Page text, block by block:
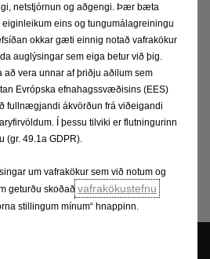
Leita
netstjórnun og aðgengi. Þær bæta
eins og tungumálagreiningu
okkar gæti einnig notað vafrakökur
auglýsingar sem eiga betur við þig.
að vera unnar af þriðju aðilum sem
Evrópska efnahagssvæðisins (EES)
fullnægjandi ákvörðun frá viðeigandi
Í þessu tilviki er flutningurinn
(gr. 49.1a GDPR).
um vafrakökur sem við notum og
geturðu skoðað vafrakökustefnu
stillingum mínum“ hnappinn.